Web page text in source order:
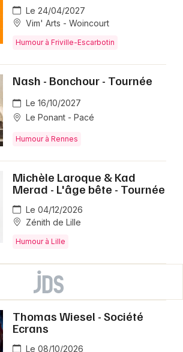
Le 24/04/2027
Vim' Arts - Woincourt
Humour à Friville-Escarbotin
Nash - Bonchour - Tournée
Le 16/10/2027
Le Ponant - Pacé
Humour à Rennes
Michèle Laroque & Kad
Merad - L'âge bête - Tournée
Le 04/12/2026
Zénith de Lille
Humour à Lille
Thomas Wiesel - Société
Ecrans
Le 08/10/2026